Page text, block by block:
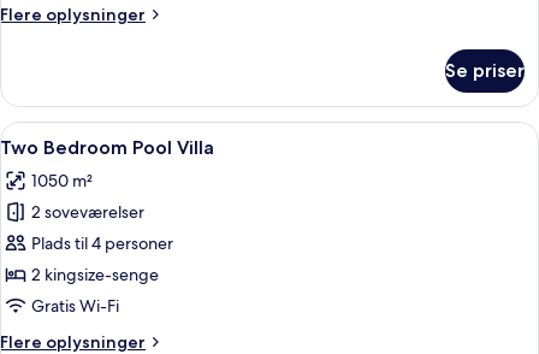
Flere oplysninger
Flere
Bedroom
Pool
Villa
Se priser
Indlæs
alle
billeder
af
Two
Bedroom
Pool
En swimmingpool med flisebelagte
13
Two Bedroom Pool Villa
1050 m²
2 soveværelser
Plads til 4 personer
2 kingsize-senge
Gratis Wi-Fi
Flere oplysninger
Flere